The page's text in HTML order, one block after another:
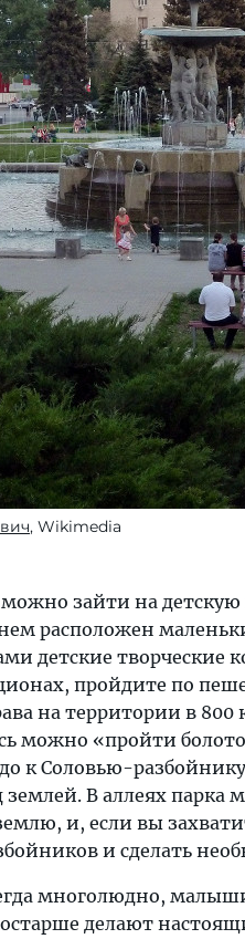
, Wikimedia
зайти на
расположен
детские творческие
пройдите по
на территории в 800
можно «пройти
к Соловью-
В аллеях парка
и, если вы
и сделать
многолюдно,
делают